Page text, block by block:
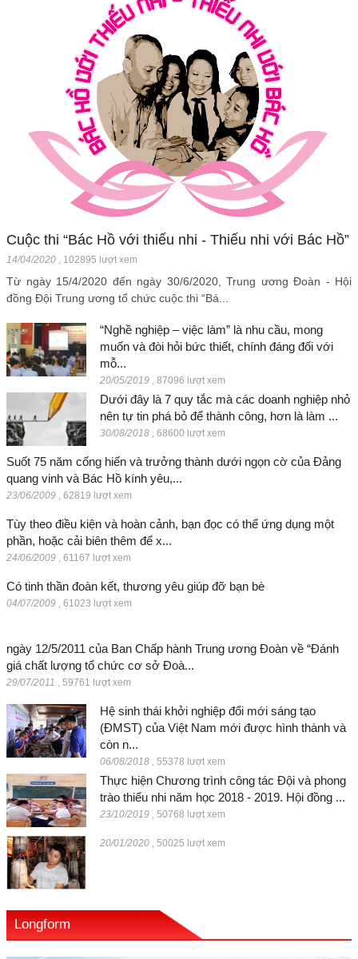
Cuộc thi “Bác Hồ với thiếu nhi - Thiếu nhi với Bác Hồ”
14/04/2020 , 102895 lượt xem
Từ ngày 15/4/2020 đến ngày 30/6/2020, Trung ương Đoàn - Hội
đồng Đội Trung ương tổ chức cuộc thi “Bá...
“Nghề nghiệp – việc làm” là nhu cầu, mong
muốn và đòi hỏi bức thiết, chính đáng đối với
mỗ...
20/05/2019 , 87096 lượt xem
Dưới đây là 7 quy tắc mà các doanh nghiệp nhỏ
nên tự tin phá bỏ để thành công, hơn là làm ...
30/08/2018 , 68600 lượt xem
Suốt 75 năm cống hiến và trưởng thành dưới ngọn cờ của Đảng
quang vinh và Bác Hồ kính yêu,...
23/06/2009 , 62819 lượt xem
Tùy theo điều kiện và hoàn cảnh, bạn đọc có thể ứng dụng một
phần, hoặc cải biên thêm để x...
24/06/2009 , 61167 lượt xem
Có tinh thần đoàn kết, thương yêu giúp đỡ bạn bè
04/07/2009 , 61023 lượt xem
ngày 12/5/2011 của Ban Chấp hành Trung ương Đoàn về “Đánh
giá chất lượng tổ chức cơ sở Đoà...
29/07/2011 , 59761 lượt xem
Hệ sinh thái khởi nghiệp đổi mới sáng tạo
(ĐMST) của Việt Nam mới được hình thành và
còn n...
06/08/2018 , 55378 lượt xem
Thực hiện Chương trình công tác Đội và phong
trào thiếu nhi năm học 2018 - 2019. Hội đồng ...
23/10/2019 , 50768 lượt xem
20/01/2020 , 50025 lượt xem
Longform